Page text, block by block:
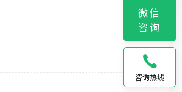
微信
咨询
咨询热线